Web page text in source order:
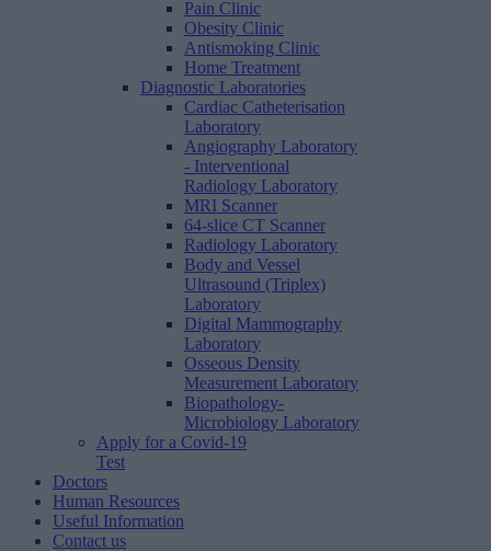
Pain Clinic
Obesity Clinic
Antismoking Clinic
Home Treatment
Diagnostic Laboratories
Cardiac Catheterisation
Laboratory
Angiography Laboratory
- Interventional
Radiology Laboratory
MRI Scanner
64-slice CT Scanner
Radiology Laboratory
Body and Vessel
Ultrasound (Triplex)
Laboratory
Digital Mammography
Laboratory
Osseous Density
Measurement Laboratory
Biopathology-
Microbiology Laboratory
Apply for a Covid-19
Test
Doctors
Human Resources
Useful Information
Contact us